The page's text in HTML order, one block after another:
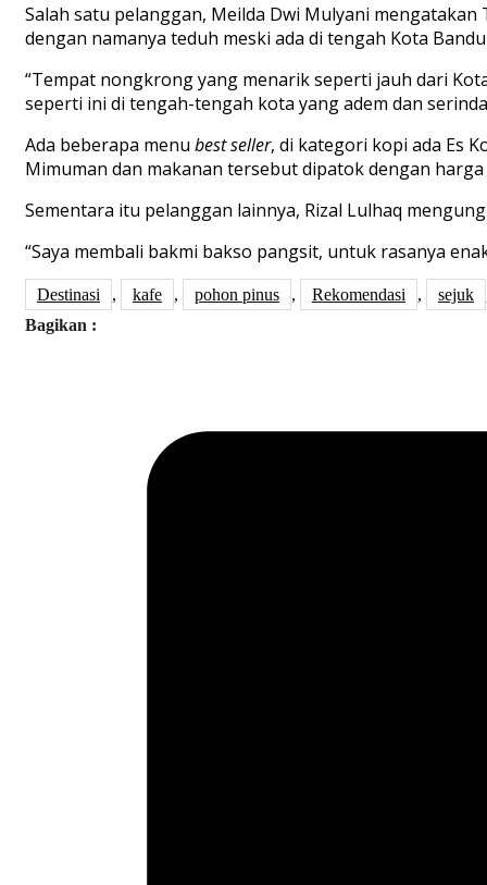
Salah satu pelanggan, Meilda Dwi Mulyani mengatakan
dengan namanya teduh meski ada di tengah Kota
“Tempat nongkrong yang menarik seperti jauh dari
seperti ini di tengah-tengah kota yangadem dan
Ada beberapa menu best seller, di kategori kopi ada Es
Mimuman dan makanan tersebut dipatok dengan harga
Sementara itu pelanggan lainnya, Rizal Lulhaq
“Saya membali bakmi bakso pangsit, untuk rasanya
Destinasi , kafe , pohon pinus , Rekomendasi , sejuk
Bagikan :